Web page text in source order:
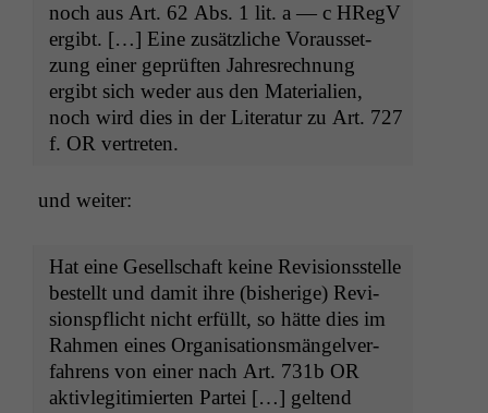
noch aus Art. 62 Abs. 1 lit. a — c HRegV
ergibt. […] Eine zusät­zliche Voraus­set­
zung ein­er geprüften Jahres­rech­nung
ergibt sich wed­er aus den Mate­ri­alien,
noch wird dies in der Lit­er­atur zu Art. 727
f. OR vertreten.
und weiter:
Hat eine Gesellschaft keine Revi­sion­sstelle
bestellt und damit ihre (bish­erige) Revi­
sion­spflicht nicht erfüllt, so hätte dies im
Rah­men eines Organ­i­sa­tion­s­män­gelver­
fahrens von ein­er nach Art. 731b OR
aktivle­git­imierten Partei […] gel­tend